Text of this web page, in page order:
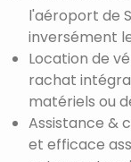
l'aéroport de
inversément
Location de
rachat
matériels ou
Assistance &
et efficace